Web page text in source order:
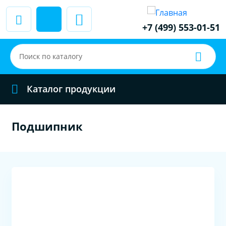
+7 (499) 553-01-51
Каталог продукции
Подшипник